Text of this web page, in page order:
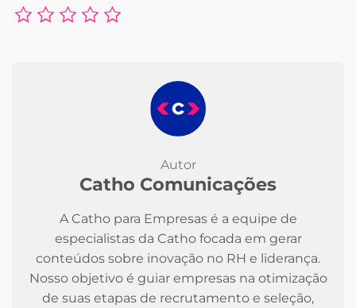
Autor
Catho Comunicações
A Catho para Empresas é a equipe de
especialistas da Catho focada em gerar
conteúdos sobre inovação no RH e liderança.
Nosso objetivo é guiar empresas na otimização
de suas etapas de recrutamento e seleção,